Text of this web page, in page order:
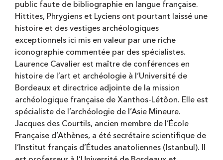
public faute de bibliographie en langue française.
Hittites, Phrygiens et Lyciens ont pourtant laissé une
histoire et des vestiges archéologiques
exceptionnels ici mis en valeur par une riche
iconographie commentée par des spécialistes.
Laurence Cavalier est maître de conférences en
histoire de l’art et archéologie à l‘Université de
Bordeaux et directrice adjointe de la mission
archéologique française de Xanthos-Létôon. Elle est
spécialiste de l’archéologie de l’Asie Mineure.
Jacques des Courtils, ancien membre de l’École
Française d’Athènes, a été secrétaire scientifique de
l’Institut français d’Études anatoliennes (Istanbul). Il